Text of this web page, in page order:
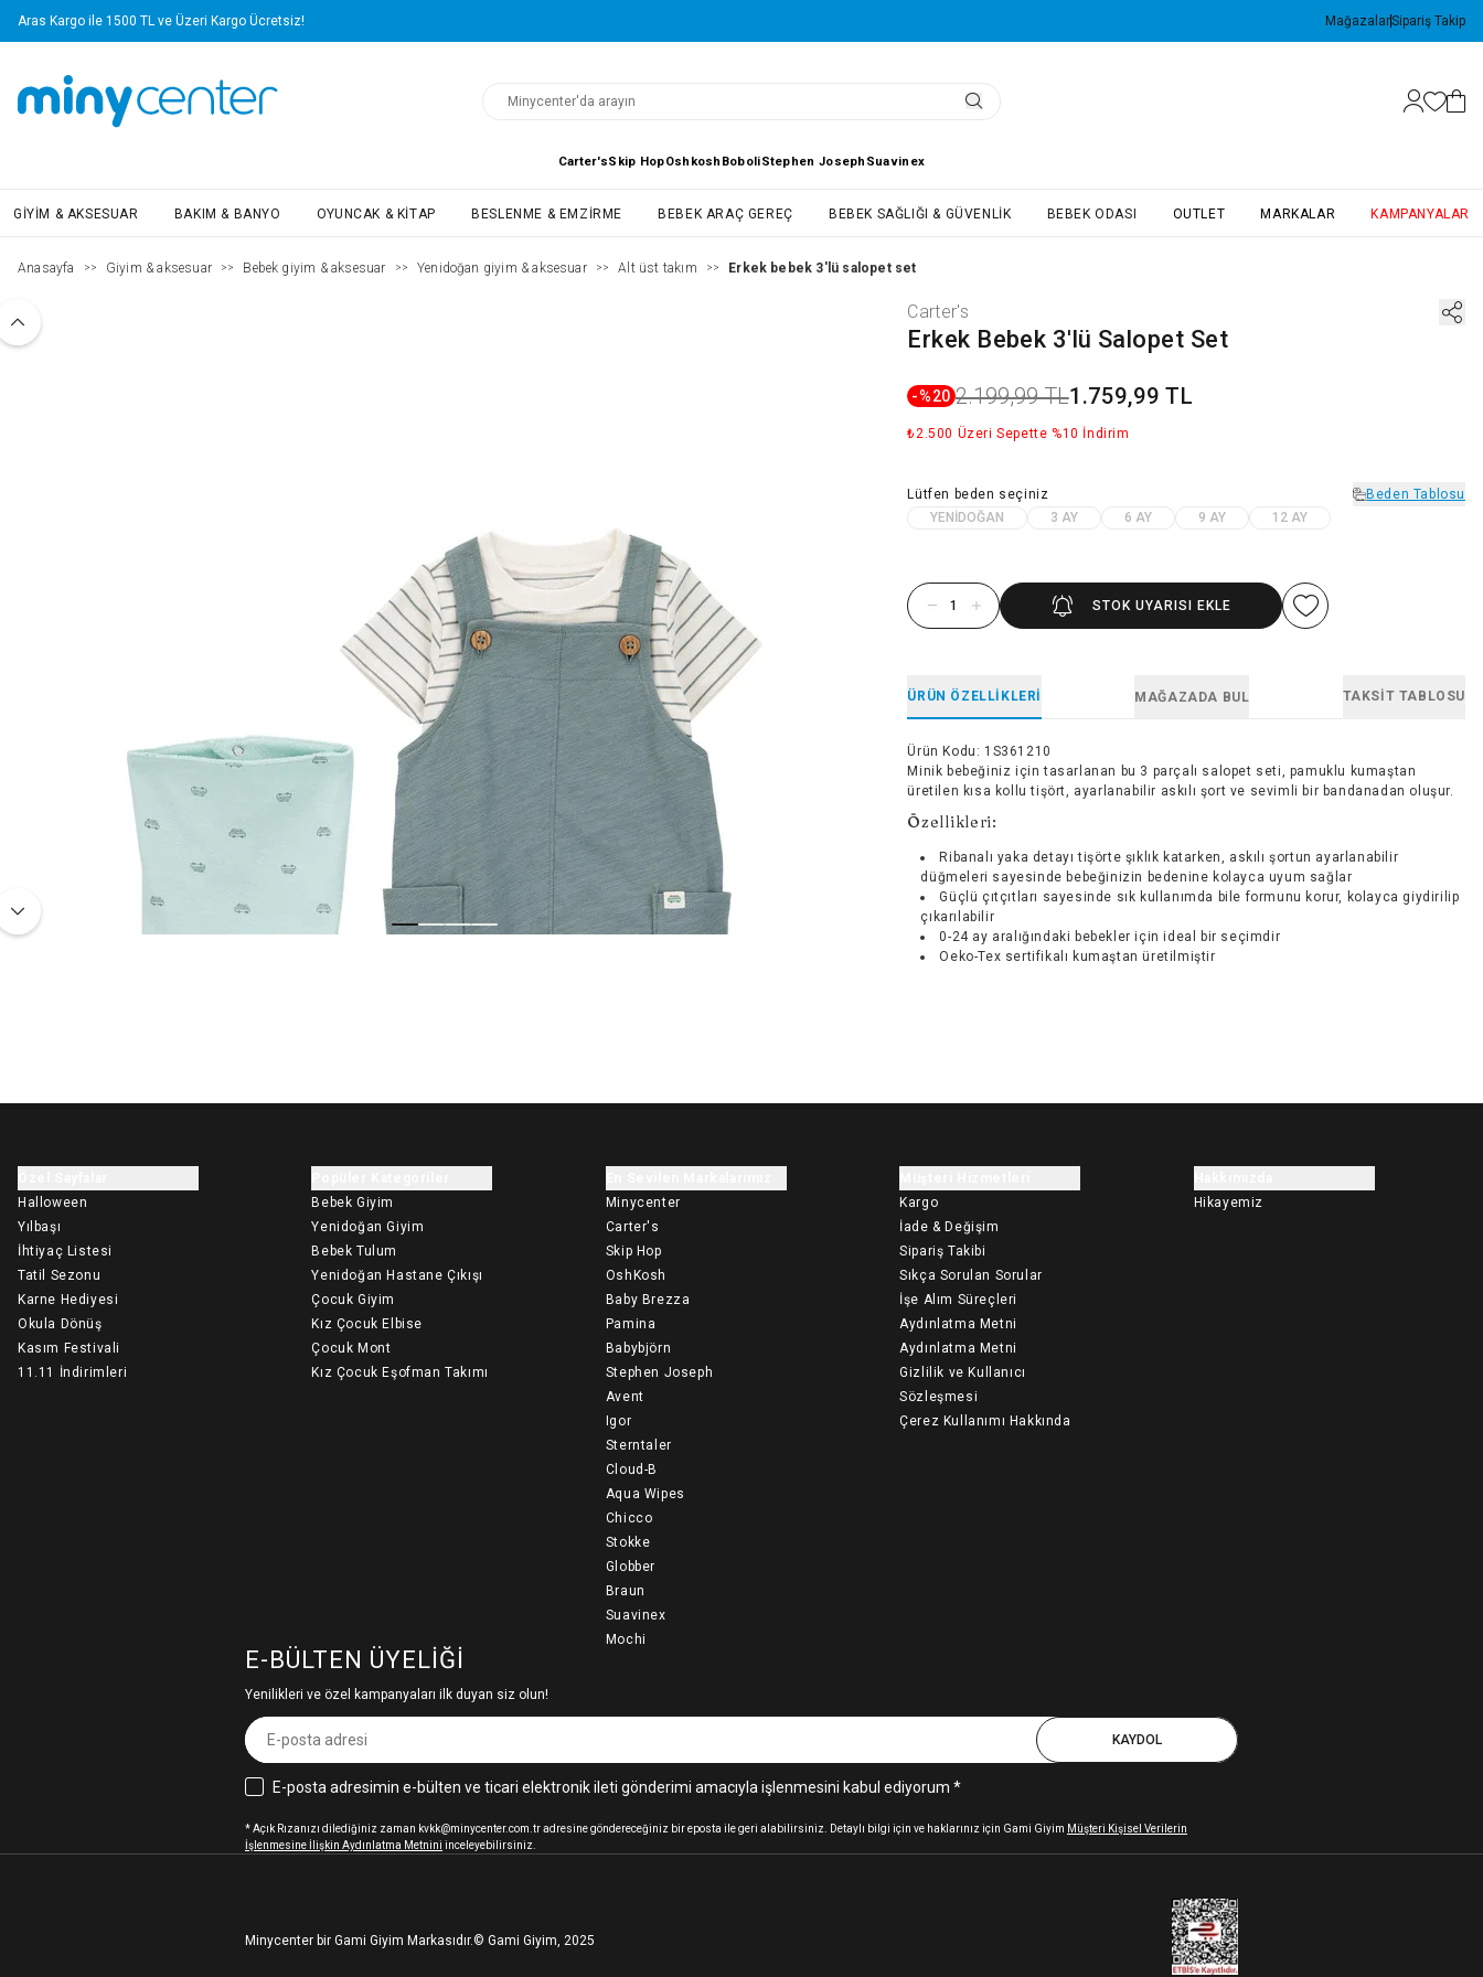
Aras Kargo ile 1500 TL ve Üzeri Kargo Ücretsiz! MağazalarSipariş Takip
Carter'sSkip HopOshkosh BoboliStephen Joseph Suavinex
GIYIM & AKSESUAR BAKIM & BANYO OYUNCAK & KITAP BESLENME & EMZIRME BEBEK ARAÇ GEREÇ BEBEK SAĞLIĞI & GÜVENLIK BEBEK ODASI OUTLET MARKALAR KAMPANYALAR
Anasayfa >> Giyim & aksesuar >> Bebek giyim & aksesuar >> Yenidoğan giyim & aksesuar >> Alt üst takım >> Erkek bebek 3'lü salopet set
Carter's
Erkek Bebek 3'lü Salopet Set
-%20 2.199,99 TL1.759,99 TL
₺2.500 Üzeri Sepette %10 İndirim
Lütfen beden seçiniz
Beden Tablosu
YENIDOĞAN
3 AY 6 AY 9 AY 12 AY
STOK UYARISI EKLE
ÜRÜN ÖZELLIKLERI MAĞAZADA BUL TAKSIT TABLOSU
Ürün Kodu : 1S361210
Minik bebeğiniz için tasarlanan bu 3 parçalı salopet seti, pamuklu kumaştan
üretilen kısa kollu tişört, ayarlanabilir askılı şort ve sevimli bir bandanadan oluşur.
Özellikleri:
Ribanalı yaka detayı tişörte şıklık katarken, askılı şortun ayarlanabilir
düğmeleri sayesinde bebeğinizin bedenine kolayca uyum sağlar
Güçlü çıtçıtları sayesinde sık kullanımda bile formunu korur, kolayca giydirilip
çıkarılabilir
0-24 ay aralığındaki bebekler için ideal bir seçimdir
Oeko-Tex sertifikalı kumaştan üretilmiştir
Halloween
Yılbaşı
İhtiyaç Listesi
Tatil Sezonu
Karne Hediyesi
Okula Dönüş
Kasım Festivali
11.11 İndirimleri
Bebek Giyim
Yenidoğan Giyim
Bebek Tulum
Yenidoğan Hastane Çıkışı
Çocuk Giyim
Kız Çocuk Elbise
Çocuk Mont
Kız Çocuk Eşofman Takımı
Minycenter
Carter's
Skip Hop
OshKosh
Baby Brezza
Pamina
Babybjörn
Stephen Joseph
Avent
Igor
Sterntaler
Cloud-B
Aqua Wipes
Chicco
Stokke
Globber
Braun
Suavinex
Mochi
Kargo
İade & Değişim
Sipariş Takibi
Sıkça Sorulan Sorular
İşe Alım Süreçleri
Aydınlatma Metni
Aydınlatma Metni
Gizlilik ve Kullanıcı
Sözleşmesi
Çerez Kullanımı Hakkında
Hikayemiz
E-BÜLTEN ÜYELIĞI
Yenilikleri ve özel kampanyaları ilk duyan siz olun!
KAYDOL
E-posta adresimin e-bülten ve ticari elektronik ileti gönderimi amacıyla işlenmesini kabul ediyorum *
* Açık Rızanızı dilediğiniz zaman kvkk@minycenter.com.tr adresine göndereceğiniz bir eposta ile geri alabilirsiniz. Detaylı bilgi için ve haklarınız için Gami Giyim Müşteri Kişisel Verilerin
İşlenmesine İlişkin Aydınlatma Metnini inceleyebilirsiniz.
Minycenter bir Gami Giyim Markasıdır. © Gami Giyim, 2025